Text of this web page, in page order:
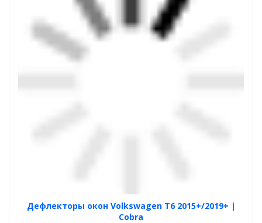
Дефлекторы окон Volkswagen T6 2015+/2019+ |
Cobra